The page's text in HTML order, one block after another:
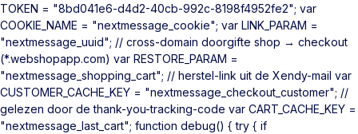
TOKEN = "8bd041e6-d4d2-40cb-992c-8198f4952fe2"; var
COOKIE_NAME = "nextmessage_cookie"; var LINK_PARAM =
"nextmessage_uuid"; // cross-domain doorgifte shop → checkout
(*.webshopapp.com) var RESTORE_PARAM =
"nextmessage_shopping_cart"; // herstel-link uit de Xendy-mail var
CUSTOMER_CACHE_KEY = "nextmessage_checkout_customer"; //
gelezen door de thank-you-tracking-code var CART_CACHE_KEY =
"nextmessage_last_cart"; function debug() { try { if